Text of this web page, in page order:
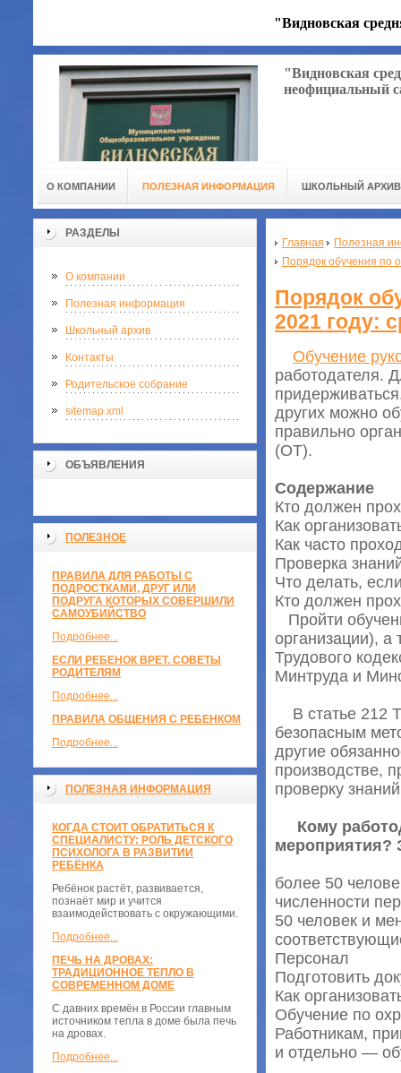
"Видновская
"Видновская
неофициальный
О КОМПАНИИ ПОЛЕЗНАЯ ИНФОРМАЦИЯ ШКОЛЬНЫЙ АРХИВ
РАЗДЕЛЫ
О компании
Полезная информация
Школьный архив
Контакты
Родительское собрание
sitemap.xml
ОБЪЯВЛЕНИЯ
ПОЛЕЗНОЕ
ПРАВИЛА ДЛЯ РАБОТЫ С
ПОДРОСТКАМИ, ДРУГ ИЛИ
ПОДРУГА КОТОРЫХ СОВЕРШИЛИ
САМОУБИЙСТВО
Подробнее...
ЕСЛИ РЕБЕНОК ВРЕТ. СОВЕТЫ
РОДИТЕЛЯМ
Подробнее...
ПРАВИЛА ОБЩЕНИЯ С РЕБЕНКОМ
Подробнее...
ПОЛЕЗНАЯ ИНФОРМАЦИЯ
КОГДА СТОИТ ОБРАТИТЬСЯ К
СПЕЦИАЛИСТУ: РОЛЬ ДЕТСКОГО
ПСИХОЛОГА В РАЗВИТИИ
РЕБЁНКА
Ребёнок растёт, развивается,
познаёт мир и учится
взаимодействовать с окружающими.
Подробнее...
ПЕЧЬ НА ДРОВАХ:
ТРАДИЦИОННОЕ ТЕПЛО В
СОВРЕМЕННОМ ДОМЕ
С давних времён в России главным
источником тепла в доме была печь
на дровах.
Подробнее...
Главная
Полезная
Порядок обучения по
Порядок
2021 году:
Обучение
работодателя.
других можно
правильно
(ОТ).
Содержание
Кто должен
Как
Как часто
Проверка
Что делать,
Кто должен
Пройти
организации), а
Трудового
Минтруда и
В статье 212
безопасным
другие
производстве,
проверку
Кому
мероприятия?
более 50
численности
50 человек и
Персонал
Подготовить
Как
Обучение по
Работникам,
и отдельно —